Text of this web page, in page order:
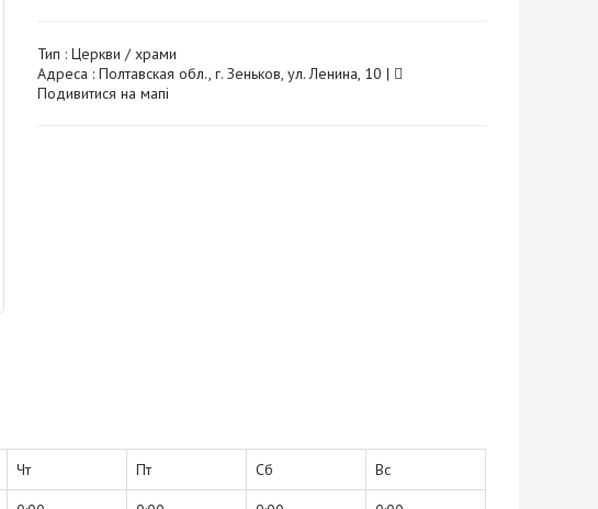
Тип :Церкви / храми
Адреса : Полтавская обл., г. Зеньков, ул. Ленина, 10 |
Подивитися на мапі
Чт Пт Сб Вс